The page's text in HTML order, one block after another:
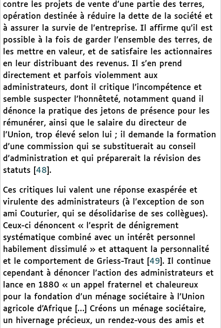
contre les projets de vente d’une partie des terres,
opération destinée à réduire la dette de la société et
à assurer la survie de l’entreprise. Il affirme qu’il est
possible à la fois de garder l’ensemble des terres, de
les mettre en valeur, et de satisfaire les actionnaires
en leur distribuant des revenus. Il s’en prend
directement et parfois violemment aux
administrateurs, dont il critique l’incompétence et
semble suspecter l’honnêteté, notamment quand il
dénonce la pratique des jetons de présence pour les
rémunérer, ainsi que le salaire du directeur de
l’Union, trop élevé selon lui ; il demande la formation
d’une commission qui se substituerait au conseil
d’administration et qui préparerait la révision des
statuts
48 .
Ces critiques lui valent une réponse exaspérée et
virulente des administrateurs (à l’exception de son
ami Couturier, qui se désolidarise de ses collègues).
Ceux-ci dénoncent « l’esprit de dénigrement
systématique combiné avec un intérêt personnel
habilement dissimulé » et attaquent la personnalité
et le comportement de Griess-Traut
49 . Il continue
cependant à dénoncer l’action des administrateurs et
lance en 1880 « un appel fraternel et chaleureux
pour la fondation d’un ménage sociétaire à l’Union
agricole d’Afrique […] Créons un ménage sociétaire,
un hivernage précieux, un rendez-vous des amis et